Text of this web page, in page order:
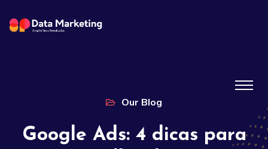
Our Blog
Google Ads: 4 dicas para